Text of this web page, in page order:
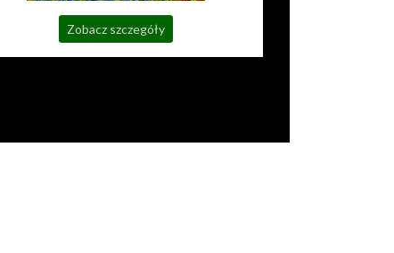
Zobacz szczegóły